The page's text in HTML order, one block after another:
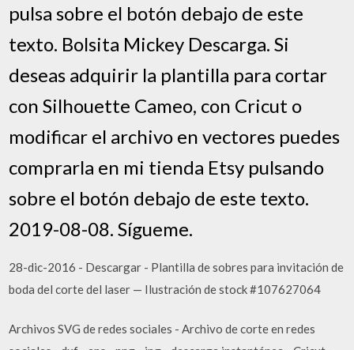
pulsa sobre el botón debajo de este
texto. Bolsita Mickey Descarga. Si
deseas adquirir la plantilla para cortar
con Silhouette Cameo, con Cricut o
modificar el archivo en vectores puedes
comprarla en mi tienda Etsy pulsando
sobre el botón debajo de este texto.
2019-08-08. Sígueme.
28-dic-2016 - Descargar - Plantilla de sobres para invitación de
boda del corte del laser — Ilustración de stock #107627064
Archivos SVG de redes sociales - Archivo de corte en redes